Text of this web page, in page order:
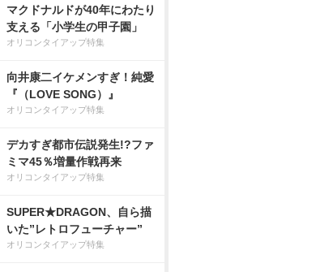
マクドナルドが40年にわたり
支える「小学生の甲子園」
オリコンタイアップ特集
向井康二イケメンすぎ！純愛
『（LOVE SONG）』
オリコンタイアップ特集
デカすぎ都市伝説発生!?ファ
ミマ45％増量作戦再来
オリコンタイアップ特集
SUPER★DRAGON、自ら描
いた”レトロフューチャー”
オリコンタイアップ特集